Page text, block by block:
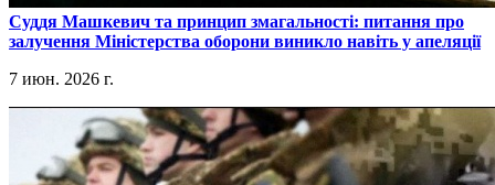
​Суддя Машкевич та принцип змагальності: питання про
залучення Міністерства оборони виникло навіть у апеляції
7 июн. 2026 г.